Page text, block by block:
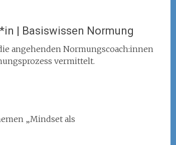
| Basiswissen Normung
angehenden Normungscoach:innen
vermittelt.
„Mindset als